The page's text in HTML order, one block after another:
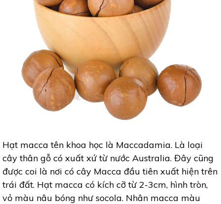
Hạt macca tên khoa học là Maccadamia. Là loại
cây thân gỗ có xuất xứ từ nước Australia. Đây cũng
được coi là nơi có cây Macca đầu tiên xuất hiện trên
trái đất. Hạt macca có kích cỡ từ 2-3cm, hình tròn,
vỏ màu nâu bóng như socola. Nhân macca màu